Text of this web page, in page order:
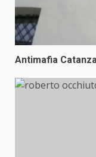
Antimafia